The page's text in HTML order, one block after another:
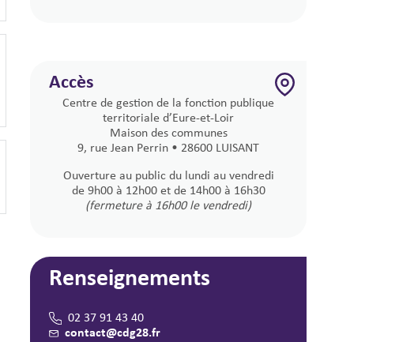
Accès
Centre de gestion de la fonction publique
territoriale d’Eure-et-Loir
Maison des communes
9, rue Jean Perrin • 28600 LUISANT
Ouverture au public du lundi au vendredi
de 9h00 à 12h00 et de 14h00 à 16h30
(fermeture à 16h00 le vendredi)
Renseignements
02 37 91 43 40
contact@cdg28.fr